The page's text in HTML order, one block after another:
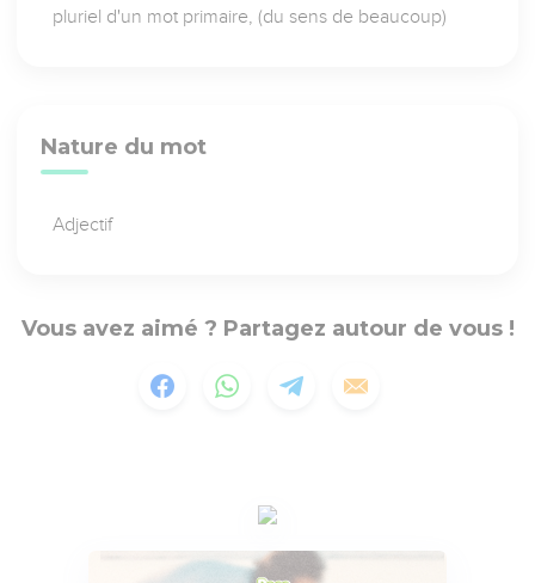
pluriel d'un mot primaire, (du sens de beaucoup)
Nature du mot
Adjectif
Vous avez aimé ? Partagez autour de vous !